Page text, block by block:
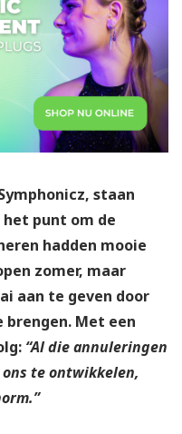
staan
punt om de
hadden mooie
zomer, maar
aan te geven door
Met een
“Al die annuleringen
te ontwikkelen,